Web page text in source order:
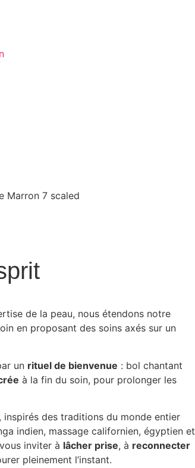
de la peau, nous étendons notre
en proposant des soins axés sur un
un rituel de bienvenue : bol chantant
à la fin du soin, pour prolonger les
, inspirés des traditions du monde entier
indien, massage californien, égyptien et
inviter à lâcher prise, à reconnecter
pleinement l’instant.